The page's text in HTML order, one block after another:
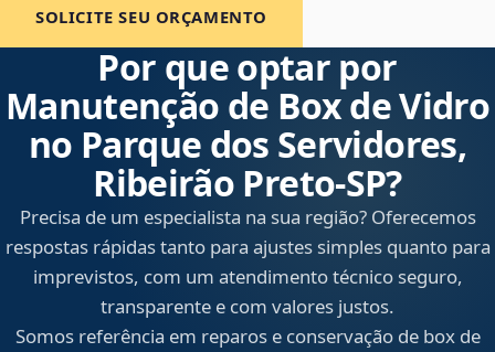
SOLICITE SEU ORÇAMENTO
Por que optar por
Manutenção de Box de Vidro
no Parque dos Servidores,
Ribeirão Preto‑SP?
Precisa de um especialista na sua região? Oferecemos
respostas rápidas tanto para ajustes simples quanto para
imprevistos, com um atendimento técnico seguro,
transparente e com valores justos.
Somos referência em reparos e conservação de box de